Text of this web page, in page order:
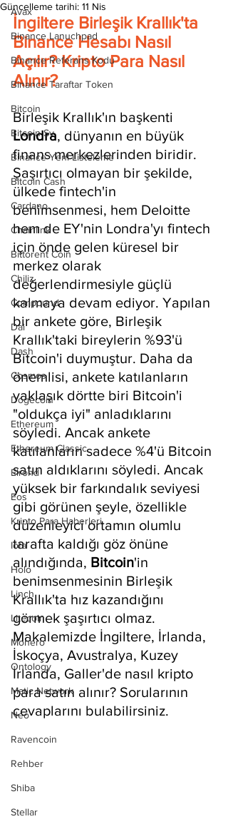
Avax
Binance Lanuchpad
Binance Referans Kodu
Binance Taraftar Token
Bitcoin
Bitcoin Sv
Binance Yeni Listeleme
Bitcoin Cash
Cardano
Chainlink
Bittorent Coin
Chiliz
Compound
Dai
Dash
Cosmos
Dogecoin
Ethereum
Ethereum Classic
Elrond
Eos
Kripto Para Haberleri
Iota
Holo
Linch
Litecoin
Monero
Ontology
Matic Network
Neo
Ravencoin
Rehber
Shiba
Stellar
Güncelleme tarihi: 11 Nis
İngiltere Birleşik Krallık'ta
Binance Hesabı Nasıl
Açılır? Kripto Para Nasıl
Alınır?
Birleşik Krallık'ın başkenti
Londra, dünyanın en büyük
finans merkezlerinden biridir.
Şaşırtıcı olmayan bir şekilde,
ülkede fintech'in
benimsenmesi, hem Deloitte
hem de EY'nin Londra'yı fintech
için önde gelen küresel bir
merkez olarak
değerlendirmesiyle güçlü
kalmaya devam ediyor. Yapılan
bir ankete göre, Birleşik
Krallık'taki bireylerin %93'ü
Bitcoin'i duymuştur. Daha da
önemlisi, ankete katılanların
yaklaşık dörtte biri Bitcoin'i
"oldukça iyi" anladıklarını
söyledi. Ancak ankete
katılanların sadece %4'ü Bitcoin
satın aldıklarını söyledi. Ancak
yüksek bir farkındalık seviyesi
gibi görünen şeyle, özellikle
düzenleyici ortamın olumlu
tarafta kaldığı göz önüne
alındığında, Bitcoin'in
benimsenmesinin Birleşik
Krallık'ta hız kazandığını
görmek şaşırtıcı olmaz.
Makalemizde İngiltere, İrlanda,
İskoçya, Avustralya, Kuzey
İrlanda, Galler'de nasıl kripto
para satın alınır? Sorularının
cevaplarını bulabilirsiniz.